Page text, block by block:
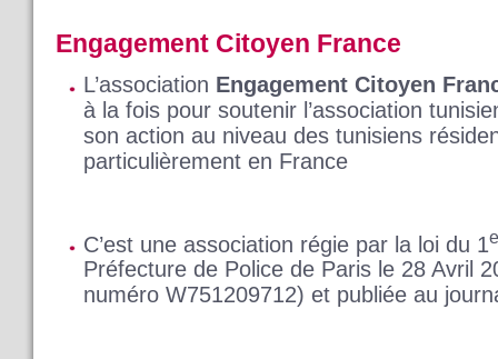
Engagement Citoyen France
L’association Engagement Citoyen
à la fois pour soutenir l’association
son action au niveau des tunisiens
particulièrement en France
C’est une association régie par la loi du 1
Préfecture de Police de Paris le 28 Avril
numéro W751209712) et publiée au